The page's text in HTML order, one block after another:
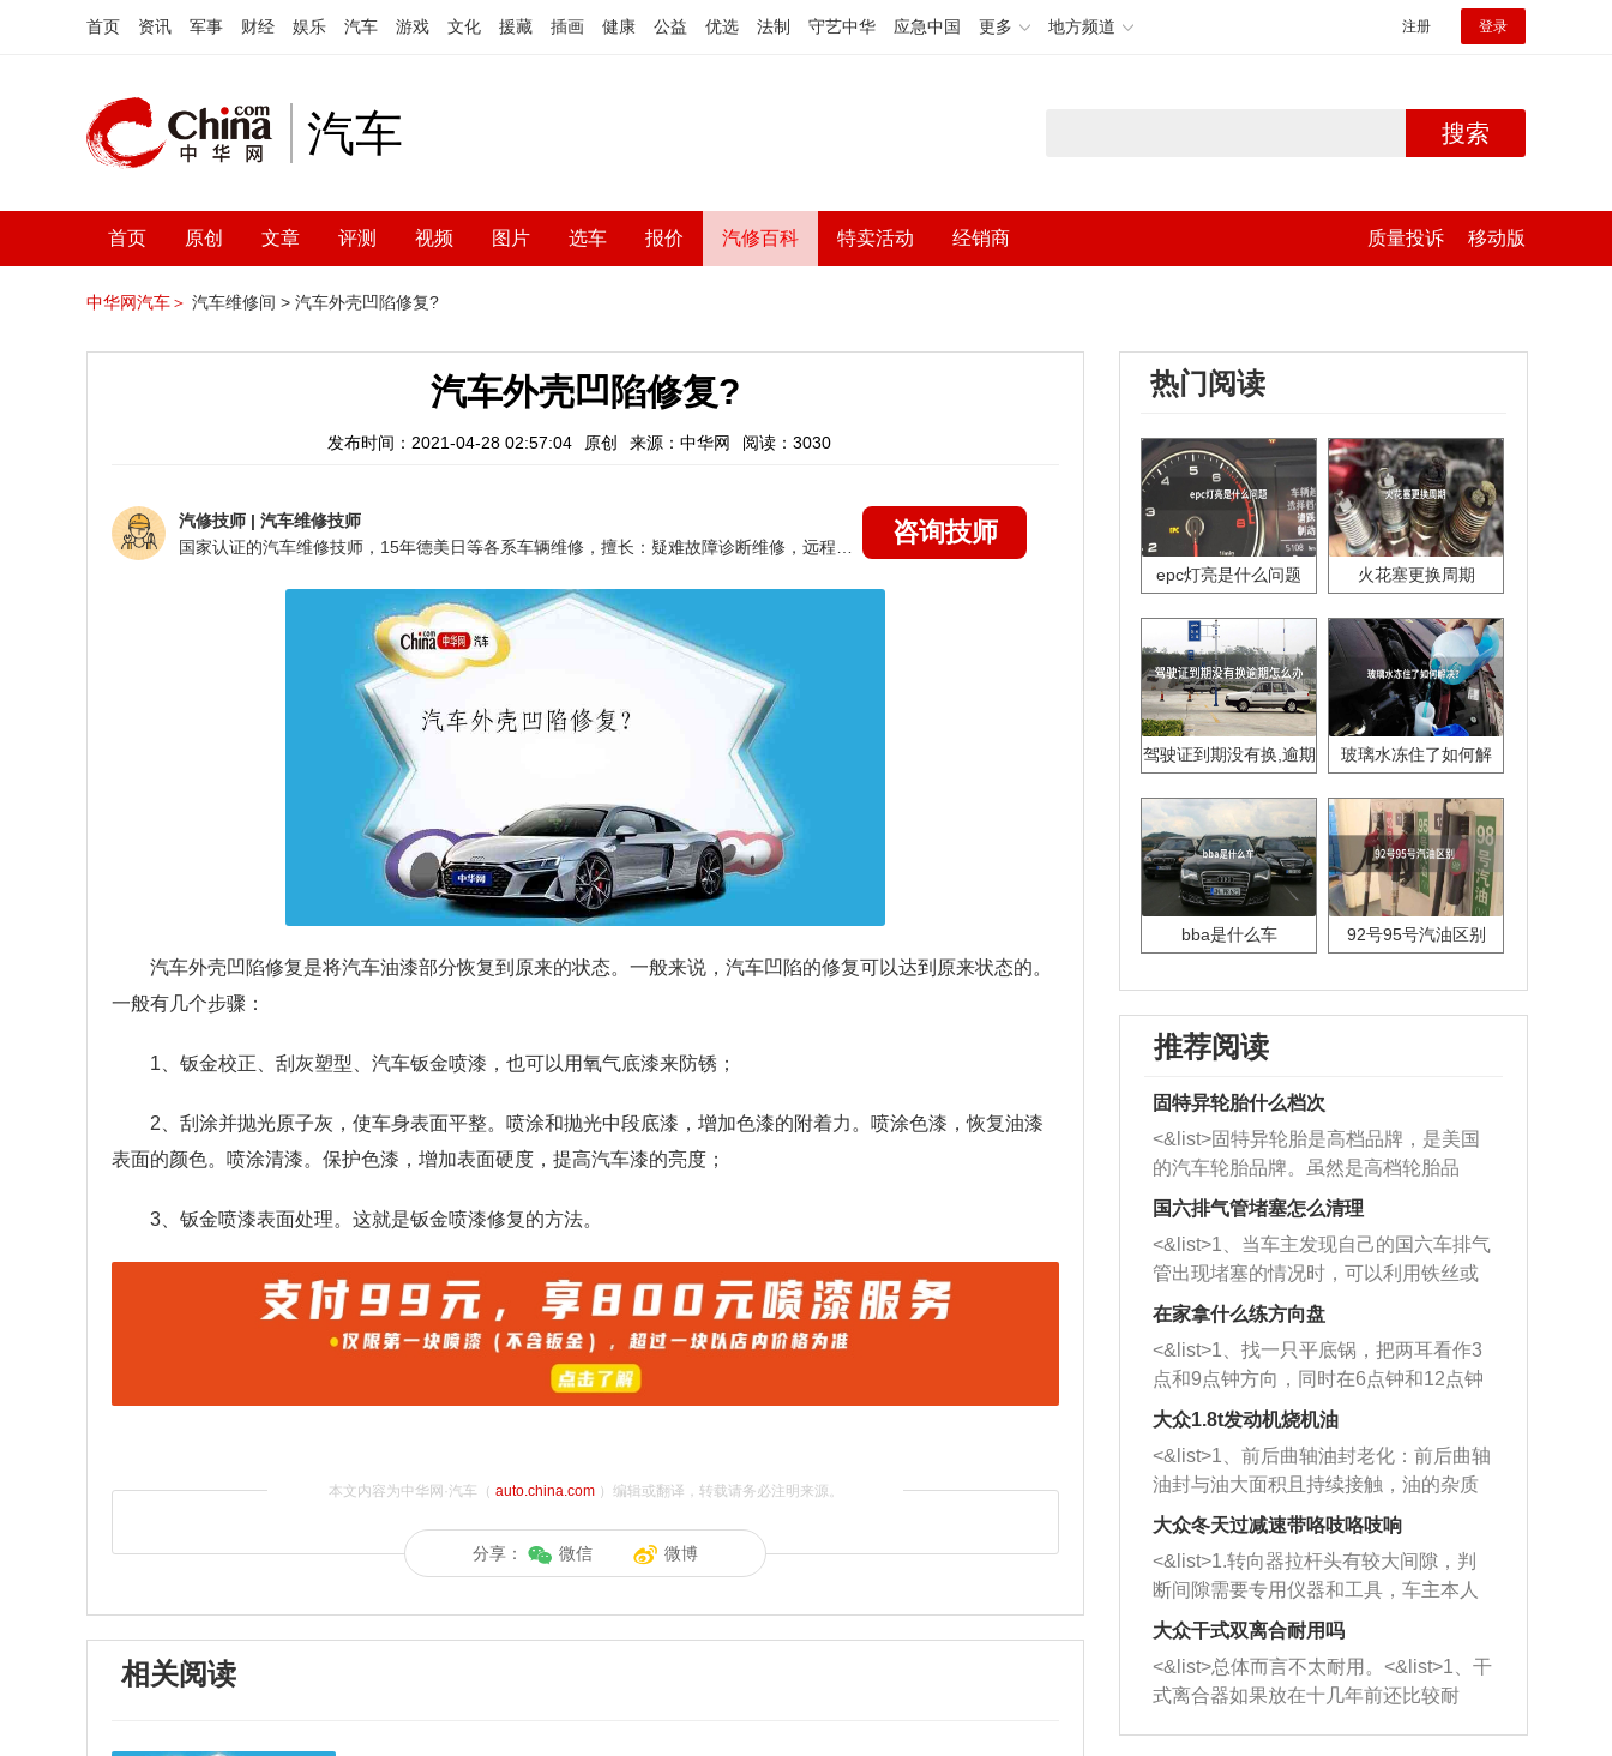
首页 资讯 军事 财经 娱乐 汽车 游戏 文化 援藏 插画 健康 公益 优选 法制 守艺中华 应急中国 更多 地方频道 注册 登录
汽车 搜索
首页 原创 文章 评测 视频 图片 选车 报价 汽修百科 特卖活动 经销商 质量投诉 移动版
中华网汽车＞ 汽车维修间 > 汽车外壳凹陷修复?
汽车外壳凹陷修复?
发布时间：2021-04-28 02:57:04 原创 来源：中华网 阅读：3030
汽修技师 | 汽车维修技师
咨询技师
汽车外壳凹陷修复是将汽车油漆部分恢复到原来的状态。一般来说，汽车凹陷的修复可以达到原来状态的。
一般有几个步骤：
1、钣金校正、刮灰塑型、汽车钣金喷漆，也可以用氧气底漆来防锈；
2、刮涂并抛光原子灰，使车身表面平整。喷涂和抛光中段底漆，增加色漆的附着力。喷涂色漆，恢复油漆
表面的颜色。喷涂清漆。保护色漆，增加表面硬度，提高汽车漆的亮度；
3、钣金喷漆表面处理。这就是钣金喷漆修复的方法。
本文内容为中华网·汽车（ auto.china.com）编辑或翻译，转载请务必注明来源。
分享： 微信 微博
相关阅读
热门阅读
epc灯亮是什么问题 火花塞更换周期
驾驶证到期没有换,逾期
玻璃水冻住了如何解
bba是什么车 92号95号汽油区别
推荐阅读
固特异轮胎什么档次
<&list>固特异轮胎是高档品牌，是美国
的汽车轮胎品牌。虽然是高档轮胎品
牌，但是中高低端的轮胎都有生产，这
也是为了更好的开拓市场。
国六排气管堵塞怎么清理
<&list>1、当车主发现自己的国六车排气
管出现堵塞的情况时，可以利用铁丝或
者是细棍，直接将杂物给取出来，如果
堵塞情况比较严重，也可以采取应急措
施。 <&list>2、直接利用木棍将所有的
杂物推到排气管里面的位置处，然后将
三元催化器拆解开，就可以将堵塞的东
西取出来。但如果是因为积碳过多引起
的堵塞，就需要将三元催化器泡在草酸
洗剂对堵塞的情况得到解决，将清洗剂
放在燃油箱中，与燃油混合后，车辆启
动时，就可以和汽油一起进入到燃烧
室，最后形成废气排出，就可以让三元
催化器得到清洗，排气管堵塞的情况就
能够得到解决。
在家拿什么练方向盘
<&list>1、找一只平底锅，把两耳看作3
点和9点钟方向，同时在6点钟和12点钟
方向做一个标记。 <&list>2、双手握住
一圈半的练习，往右同样也要打相同的
圈数。 <&list>3、最后强调要反复练
习，这样就可以形成肌肉记忆，在真实
驾驶车辆时，不需要记忆也能打好方
向。
大众1.8t发动机烧机油
<&list>1、前后曲轴油封老化：前后曲轴
油封与油大面积且持续接触，油的杂质
和发动机内持续温度变化使其密封效果
逐渐减弱，导致渗油或漏油。<&list>2、
活塞间隙过大：积碳会使活塞环与缸体
的间隙扩大，导致机油流入燃烧室中，
造成烧机油。<&list>3、机油粘度。使用
机油粘度过小的话，同样会有烧机油现
象，机油粘度过小具有很好的流动性，
大众冬天过减速带咯吱咯吱响
<&list>1.转向器拉杆头有较大间隙，判
断间隙需要专用仪器和工具，车主本人
无法制作，需要将车辆送到修理厂或4s
店；<&list>2.车辆半轴套管防尘罩破
裂，破裂后会出现漏油现象，使半轴磨
损严重，磨损的半轴容易损坏，产生异
响；<&list>3.稳定器的转向胶套和球头
大众干式双离合耐用吗
<&list>总体而言不太耐用。<&list>1、干
式离合器如果放在十几年前还比较耐